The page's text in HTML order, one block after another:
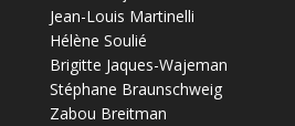
Jean-Louis Martinelli
Hélène Soulié
Brigitte Jaques-Wajeman
Stéphane Braunschweig
Zabou Breitman